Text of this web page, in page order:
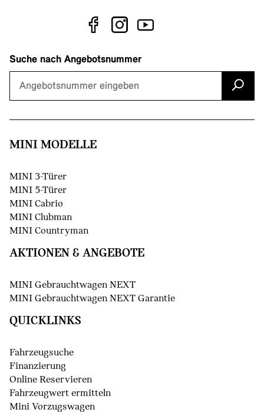
Suche nach Angebotsnummer
MINI MODELLE
MINI 3-Türer
MINI 5-Türer
MINI Cabrio
MINI Clubman
MINI Countryman
AKTIONEN & ANGEBOTE
MINI Gebrauchtwagen NEXT
MINI Gebrauchtwagen NEXT Garantie
QUICKLINKS
Fahrzeugsuche
Finanzierung
Online Reservieren
Fahrzeugwert ermitteln
Mini Vorzugswagen